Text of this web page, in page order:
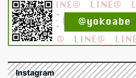
Instagram